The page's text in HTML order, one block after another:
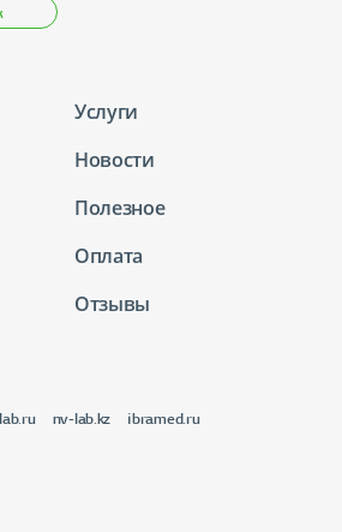
Услуги
Новости
Полезное
Оплата
Отзывы
nv-lab.kz ibramed.ru